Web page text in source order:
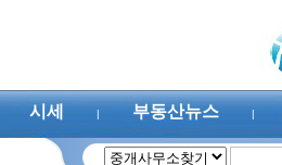
시세 | 부동산뉴스 |